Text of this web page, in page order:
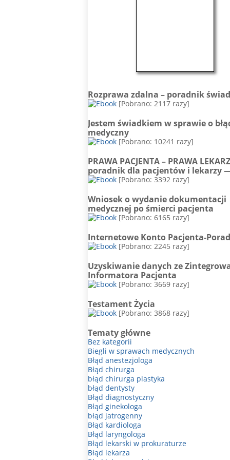
Rozprawa zdalna – poradnik
[Pobrano: 2117 razy]
Jestem świadkiem w sprawie o
medyczny
[Pobrano: 10241 razy]
PRAWA PACJENTA – PRAWA
poradnik dla pacjentów i lekarzy
[Pobrano: 3392 razy]
Wniosek o wydanie dokumentacji
medycznej po śmierci pacjenta
[Pobrano: 6165 razy]
Internetowe Konto Pacjenta-
[Pobrano: 2245 razy]
Uzyskiwanie danych ze
Informatora Pacjenta
[Pobrano: 3669 razy]
Testament Życia
[Pobrano: 3868 razy]
Tematy główne
Bez kategorii
Biegli w sprawach medycznych
Błąd anestezjologa
Błąd chirurga
błąd chirurga plastyka
błąd dentysty
Błąd diagnostyczny
Błąd ginekologa
błąd jatrogenny
Błąd kardiologa
Błąd laryngologa
Błąd lekarski w prokuraturze
Błąd lekarza